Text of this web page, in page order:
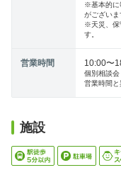
※基本的に
がございま
※天災、保
す。
営業時間 10:00〜
個別相談
営業時間と
施設